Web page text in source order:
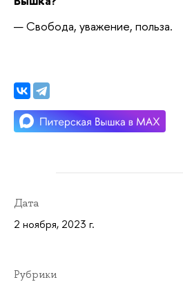
— Свобода, уважение, польза.
Дата
2 ноября, 2023 г.
Рубрики